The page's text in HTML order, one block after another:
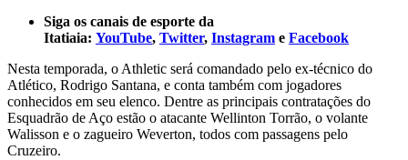
Siga os canais de esporte da
Itatiaia: YouTube, Twitter, Instagram e Facebook
Nesta temporada, o Athletic será comandado pelo ex-técnico do
Atlético, Rodrigo Santana, e conta também com jogadores
conhecidos em seu elenco. Dentre as principais contratações do
Esquadrão de Aço estão o atacante Wellinton Torrão, o volante
Walisson e o zagueiro Weverton, todos com passagens pelo
Cruzeiro.